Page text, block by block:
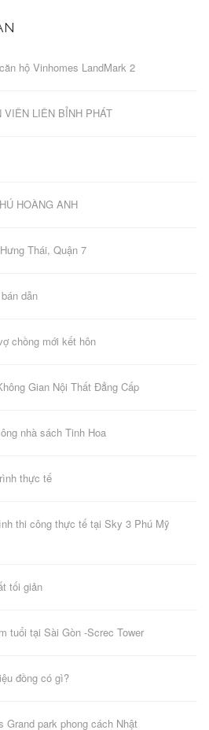
hộ Vinhomes LandMark 2
LIÊN BỈNH PHÁT
HOÀNG ANH
Thái, Quận 7
dẫn
chồng mới kết hôn
Gian Nội Thất Đẳng Cấp
nhà sách Tinh Hoa
thực tế
thi công thực tế tại Sky 3 Phú Mỹ
tối giản
tuổi tại Sài Gòn -Screc Tower
đồng có gì?
Grand park phong cách Nhật